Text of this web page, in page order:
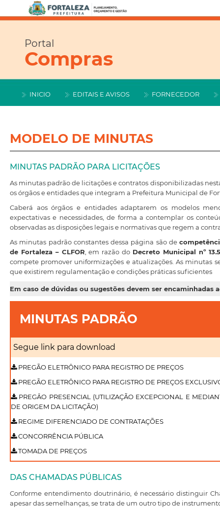
Portal
Compras
INICIO EDITAIS E AVISOS FORNECEDOR
MODELO DE MINUTAS
MINUTAS PADRÃO PARA LICITAÇÕES
As minutas padrão de licitações e contratos disponibilizadas
os órgãos e entidades que integram a Prefeitura Municipal de
Caberá aos órgãos e entidades adaptarem os modelos
expectativas e necessidades, de forma a contemplar os
observadas as disposições legais e normativas que regem a
As minutas padrão constantes dessa página são de
de Fortaleza – CLFOR , em razão do Decreto Municipal nº
compete promover uniformizações e atualizações. As minutas
que existirem regulamentação e condições práticas suficientes
Em caso de dúvidas ou sugestões devem ser encaminhadas
MINUTAS PADRÃO
Segue link para download
PREGÃO ELETRÔNICO PARA REGISTRO DE PREÇOS
PREGÃO ELETRÔNICO PARA REGISTRO DE PREÇOS
PREGÂO PRESENCIAL (UTILIZAÇÃO EXCEPCIONAL E
DE ORIGEM DA LICITAÇÃO)
REGIME DIFERENCIADO DE CONTRATAÇÕES
CONCORRÊNCIA PÚBLICA
TOMADA DE PREÇOS
DAS CHAMADAS PÚBLICAS
Conforme entendimento doutrinário, é necessário distinguir
apesar das semelhanças, se trata de um outro tipo de